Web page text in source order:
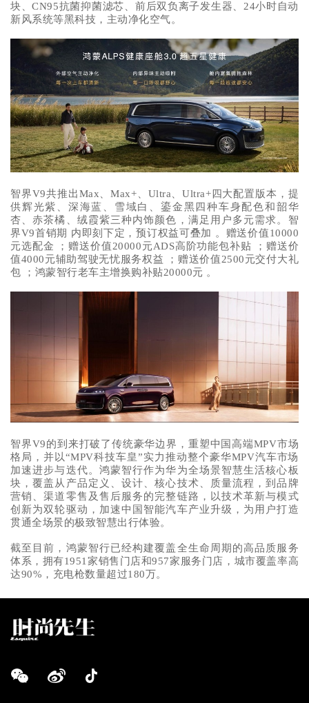
块、CN95抗菌抑菌滤芯、前后双负离子发生器、24小时自动
新风系统等黑科技，主动净化空气。
智界V9共推出Max、Max+、Ultra、Ultra+四大配置版本，提
供辉光紫、深海蓝、雪域白、鎏金黑四种车身配色和韶华
杏、赤茶橘、绒霞紫三种内饰颜色，满足用户多元需求。智
界V9首销期 内即刻下定，预订权益可叠加 。赠送价值10000
元选配金 ；赠送价值20000元ADS高阶功能包补贴 ；赠送价
值4000元辅助驾驶无忧服务权益 ；赠送价值2500元交付大礼
包 ；鸿蒙智行老车主增换购补贴20000元 。
智界V9的到来打破了传统豪华边界，重塑中国高端MPV市场
格局，并以“MPV科技车皇”实力推动整个豪华MPV汽车市场
加速进步与迭代。鸿蒙智行作为华为全场景智慧生活核心板
块，覆盖从产品定义、设计、核心技术、质量流程，到品牌
营销、渠道零售及售后服务的完整链路，以技术革新与模式
创新为双轮驱动，加速中国智能汽车产业升级，为用户打造
贯通全场景的极致智慧出行体验。
截至目前，鸿蒙智行已经构建覆盖全生命周期的高品质服务
体系，拥有1951家销售门店和957家服务门店，城市覆盖率高
达90%，充电枪数量超过180万。